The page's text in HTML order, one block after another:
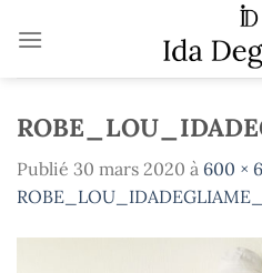
Publié 30 mars 2020 à 600 ×